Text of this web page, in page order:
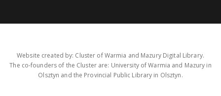
Website created by: Cluster of Warmia and Mazury Digital Library.
The co-founders of the Cluster are: University of Warmia and Mazury in
Olsztyn and the Provincial Public Library in Olsztyn.